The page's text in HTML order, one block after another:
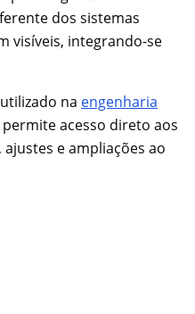
dos sistemas
visíveis, integrando-se
na engenharia
permite acesso direto aos
e ampliações ao